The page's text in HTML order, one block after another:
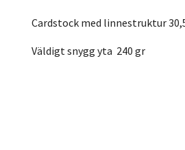
Cardstock med linnestruktur
Väldigt snygg yta 240 gr